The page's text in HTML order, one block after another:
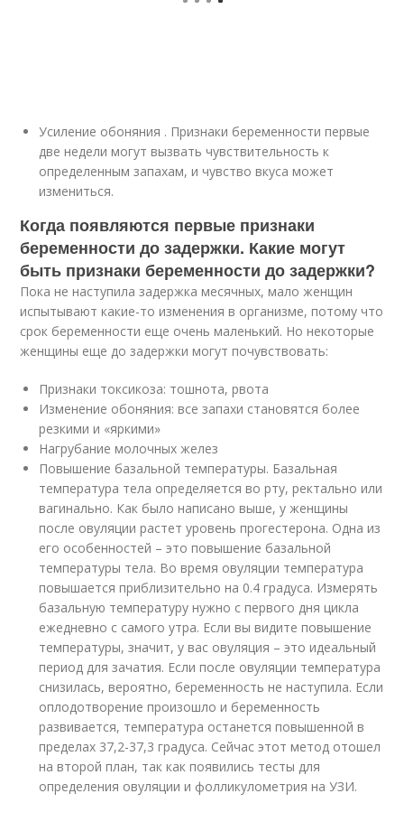
Усиление обоняния . Признаки беременности первые
две недели могут вызвать чувствительность к
определенным запахам, и чувство вкуса может
измениться.
Когда появляются первые признаки
беременности до задержки. Какие могут
быть признаки беременности до задержки?
Пока не наступила задержка месячных, мало женщин
испытывают какие-то изменения в организме, потому что
срок беременности еще очень маленький. Но некоторые
женщины еще до задержки могут почувствовать:
Признаки токсикоза: тошнота, рвота
Изменение обоняния: все запахи становятся более
резкими и «яркими»
Нагрубание молочных желез
Повышение базальной температуры. Базальная
температура тела определяется во рту, ректально или
вагинально. Как было написано выше, у женщины
после овуляции растет уровень прогестерона. Одна из
его особенностей – это повышение базальной
температуры тела. Во время овуляции температура
повышается приблизительно на 0.4 градуса. Измерять
базальную температуру нужно с первого дня цикла
ежедневно с самого утра. Если вы видите повышение
температуры, значит, у вас овуляция – это идеальный
период для зачатия. Если после овуляции температура
снизилась, вероятно, беременность не наступила. Если
оплодотворение произошло и беременность
развивается, температура останется повышенной в
пределах 37,2-37,3 градуса. Сейчас этот метод отошел
на второй план, так как появились тесты для
определения овуляции и фолликулометрия на УЗИ.